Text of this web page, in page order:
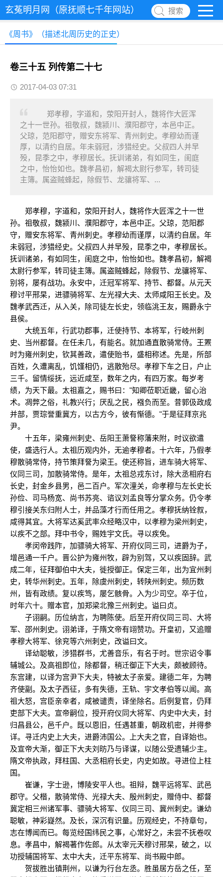
玄菟明月网（原抚顺七千年网站） 搜索
《周书》（描述北周历史的正史）
卷三十五 列传第二十七
2017-04-03 07:31
郑孝穆，字道和，荥阳开封人，魏将作大匠浑
之十一世孙。祖敬叔，魏颍川、濮阳郡守，本邑中正。
父琼，范阳郡守，赠安东将军、青州刺史。孝穆幼而谨
厚，以清约自居。年未弱冠，涉猎经史。父叔四人并早
殁，昆季之中，孝穆居长。抚训诸弟，有如同生，闺庭
之中，怡怡如也。魏孝昌初，解褐太尉行参军，转司徒
主簿。属盗贼蜂起，除假节、龙骧将军、...
郑孝穆，字道和，荥阳开封人，魏将作大匠浑之十一世
孙。祖敬叔，魏颍川、濮阳郡守，本邑中正。父琼，范阳郡
守，赠安东将军、青州刺史。孝穆幼而谨厚，以清约自居。年
未弱冠，涉猎经史。父叔四人并早殁，昆季之中，孝穆居长。
抚训诸弟，有如同生，闺庭之中，怡怡如也。魏孝昌初，解褐
太尉行参军，转司徒主簿。属盗贼蜂起，除假节、龙骧将军、
别将，屡有战功。永安中，迁冠军将军、持节、都督。从元天
穆讨平邢杲，进骠骑将军、左光禄大夫、太师咸阳王长史。及
魏孝武西迁，从入关，除司徒左长史，领临洮王友，赐爵永宁
县侯。
大统五年，行武功郡事，迁使持节、本将军，行岐州刺
史、当州都督。在任未几，有能名。就加通直散骑常侍。王罴
时为雍州刺史，钦其善政，遣使贻书，盛相称述。先是，所部
百姓，久遭离乱，饥馑相仍，逃散殆尽。孝穆下车之日，户止
三千。留情绥抚，远近咸至，数年之内，有四万家。每岁考
绩，为天下最。太祖嘉之，赐书曰："知卿莅职近畿，留心治
术。凋弊之俗，礼教兴行；厌乱之民，襁负而至。昔郭伋政成
并部，贾琮誉重冀方，以古方今，彼有惭德。"于是征拜京兆
尹。
十五年，梁雍州刺史、岳阳王萧詧称藩来附，时议欲遣
使，盛选行人。太祖历观内外，无逾孝穆者。十六年，乃假孝
穆散骑常侍，持节策拜詧为梁王。使还称旨，进车骑大将军、
仪同三司，加散骑常侍。是年，太祖总戎东讨，除大丞相府右
长史，封金乡县男，邑二百户。军次潼关，命孝穆与左长史长
孙俭、司马杨宽、尚书苏亮、谘议刘孟良等分掌众务。仍令孝
穆引接关东归附人士，并品藻才行而任用之。孝穆抚纳铨叙，
咸得其宜。大将军达奚武率众经略汉中，以孝穆为梁州刺史，
以疾不之部。拜中书令，赐姓宇文氏。寻以疾免。
孝闵帝践阼，加骠骑大将军、开府仪同三司，进爵为子，
增邑通一千户。晋公护为雍州牧，辟为别驾，又以疾固辞。武
成二年，征拜御伯中大夫，徙授御正。保定三年，出为宜州刺
史，转华州刺史。五年，除虞州刺史，转陕州刺史。频历数
州，皆有政绩。复以疾笃，屡乞骸骨。入为少司空。卒于位，
时年六十。赠本官，加郑梁北豫三州刺史。谥曰贞。
子诩嗣。历位纳言，为聘陈使。后至开府仪同三司、大将
军、邵州刺史。诩弟译，于隋文帝有翊赞功。开皇初，又追赠
孝穆大将军、徐兖等六州刺史，改谥曰文。
译幼聪敏，涉猎群书，尤善音乐，有名于时。世宗诏令事
辅城公。及高祖即位，除都督，稍迁御正下大夫，颇被顾待。
东宫建，以译为宫尹下大夫，特被太子亲爱。建德二年，为聘
齐使副。及太子西征，多有失德，王轨、宇文孝伯等以闻。高
祖大怒，宫臣亲幸者，咸被谴责，译坐除名。后例复官，仍拜
吏部下大夫。宣帝嗣位，授开府仪同大将军、内史中大夫，封
归昌县公，邑千户。既以恩旧，任遇甚重，朝政机密，并得参
详。寻迁内史上大夫，进爵沛国公。上大夫之官，自译始也。
及宣帝大渐，御正下大夫刘昉乃与译谋，以随公受遗辅少主。
隋文帝执政，拜柱国、大丞相府长史，内史如故。寻进位上柱
国。
崔谦，字士逊，博陵安平人也。祖辩，魏平远将军、武邑
郡守。父楷，散骑常侍、光禄大夫、殷州刺史，赠侍中、都督
冀定相三州诸军事、骠骑大将军、仪同三司、冀州刺史。谦幼
聪敏，神彩嶷然。及长，深沉有识量。历观经史，不持章句，
志在博闻而已。每览经国纬民之事，心常好之，未尝不抚卷叹
息。孝昌中，解褐著作佐郎。从太宰元天穆讨邢杲，破之，以
功授辅国将军、太中大夫，迁平东将军、尚书殿中郎。
贺拔胜出镇荆州，以谦为行台左丞。胜虽居方岳之任，至